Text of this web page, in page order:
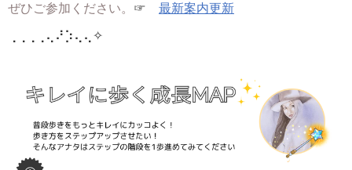
ぜひご参加ください。 ☞ 最新案内更新
⢀⢀⢀⢀⢄⠜⡱⢄⢄ ✧